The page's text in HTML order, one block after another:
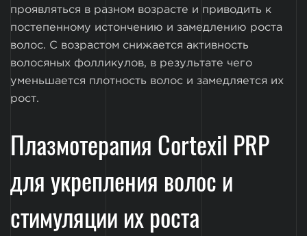
проявляться в разном возрасте и приводить к
постепенному истончению и замедлению роста
волос. С возрастом снижается активность
волосяных фолликулов, в результате чего
уменьшается плотность волос и замедляется их
рост.
Плазмотерапия Cortexil PRP
для укрепления волос и
стимуляции их роста